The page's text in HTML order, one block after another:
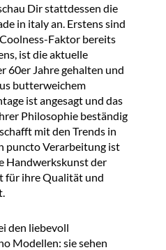
Dir stattdessen die
in italy an. Erstens sind
Faktor bereits
ist die aktuelle
60er Jahre gehalten und
butterweichem
ist angesagt und das
Philosophie beständig
mit den Trends in
puncto Verarbeitung ist
Handwerkskunst der
für ihre Qualität und
den liebevoll
Modellen: sie sehen